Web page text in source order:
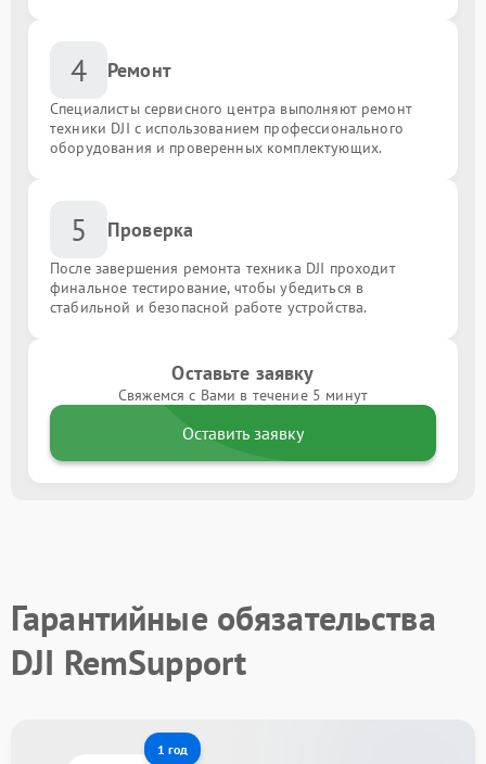
4 Ремонт
Специалисты сервисного центра выполняют ремонт
техники DJI с использованием профессионального
оборудования и проверенных комплектующих.
5 Проверка
После завершения ремонта техника DJI проходит
финальное тестирование, чтобы убедиться в
стабильной и безопасной работе устройства.
Оставьте заявку
Свяжемся с Вами в течение 5 минут
Оставить заявку
Гарантийные обязательства
DJI RemSupport
1 год